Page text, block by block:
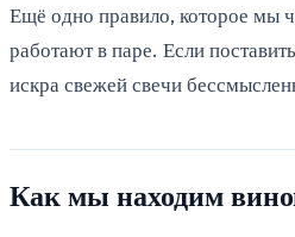
Ещё одно правило, которое мы
работают в паре. Если
искра свежей свечи
Как мы находим